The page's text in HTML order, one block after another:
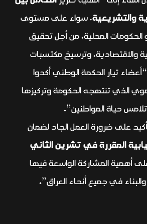
والتشريعية، سواء على مستوى
الحكومات المحلية، من أجل تحقيق
والاقتصادية، وترسيخ مكتسبات
تيار الحكمة الوطني أكدوا
الذي تنتهجه الحكومة وتركيزها
حياة المواطنين”.
على ضرورة العمل الجاد لضمان
المقررة في تشرين الثاني
أهمية المشاركة الواسعة فيها
في جميع أنحاء العراق”.